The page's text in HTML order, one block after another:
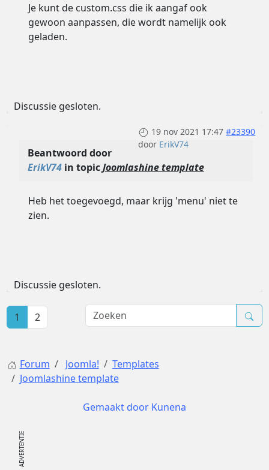
Je kunt de custom.css die ik aangaf ook
gewoon aanpassen, die wordt namelijk ook
geladen.
Discussie gesloten.
19 nov 2021 17:47 #23390
door ErikV74
Beantwoord door
ErikV74in topicJoomlashine template
Heb het toegevoegd, maar krijg 'menu' niet te
zien.
Discussie gesloten.
1 2
Forum Joomla!
Templates
Joomlashine template
Gemaakt door Kunena